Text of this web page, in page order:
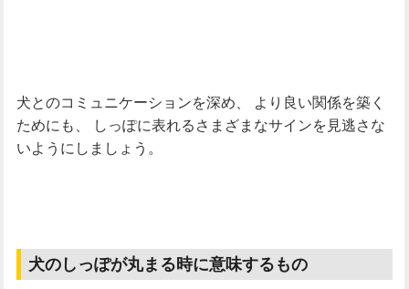
犬とのコミュニケーションを深め、
より良い関係を築く
ためにも、
しっぽに表れるさまざまなサインを見逃さな
いようにしましょう。
犬のしっぽが丸まる時に意味するもの